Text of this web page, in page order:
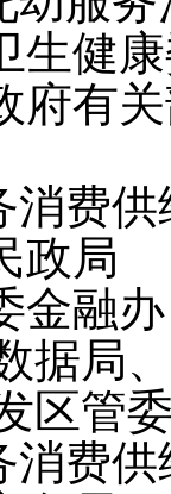
生健
府有
消费供
政局
金融
据局
区管
消费供